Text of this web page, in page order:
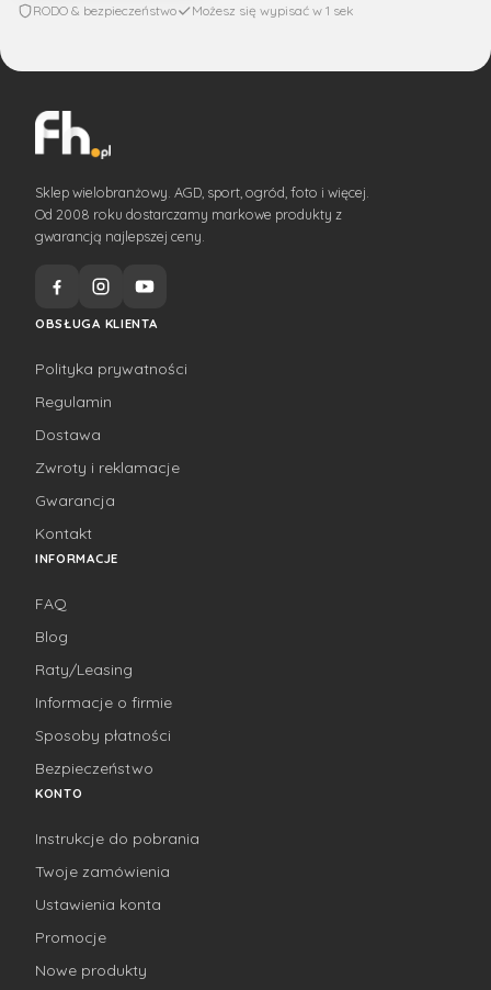
RODO & bezpieczeństwo Możesz się wypisać w 1 sek
Sklep wielobranżowy. AGD, sport, ogród, foto i więcej.
Od 2008 roku dostarczamy markowe produkty z
gwarancją najlepszej ceny.
OBSŁUGA KLIENTA
Polityka prywatności
Regulamin
Dostawa
Zwroty i reklamacje
Gwarancja
Kontakt
INFORMACJE
FAQ
Blog
Raty/Leasing
Informacje o firmie
Sposoby płatności
Bezpieczeństwo
KONTO
Instrukcje do pobrania
Twoje zamówienia
Ustawienia konta
Promocje
Nowe produkty